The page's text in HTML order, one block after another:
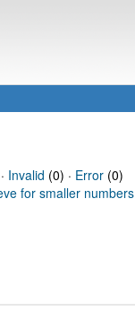
Invalid (0) · Error(0)
for smaller numbers